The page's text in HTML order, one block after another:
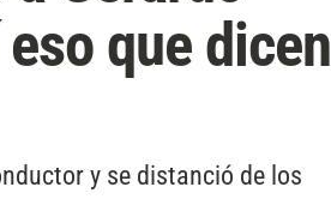
que dicen
y se distanció de los